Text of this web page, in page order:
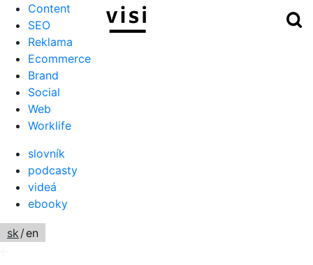
Menu
Content
SEO
Reklama
Ecommerce
Brand
Social
Web
Worklife
slovník
podcasty
videá
ebooky
sk/en